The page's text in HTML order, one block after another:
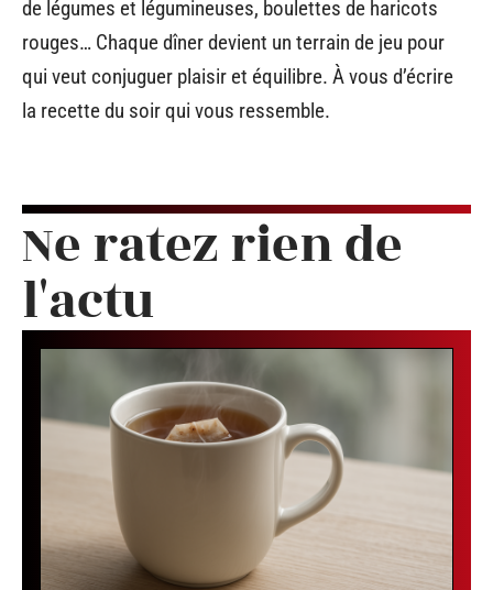
de légumes et légumineuses, boulettes de haricots
rouges… Chaque dîner devient un terrain de jeu pour
qui veut conjuguer plaisir et équilibre. À vous d’écrire
la recette du soir qui vous ressemble.
Ne ratez rien de
l'actu